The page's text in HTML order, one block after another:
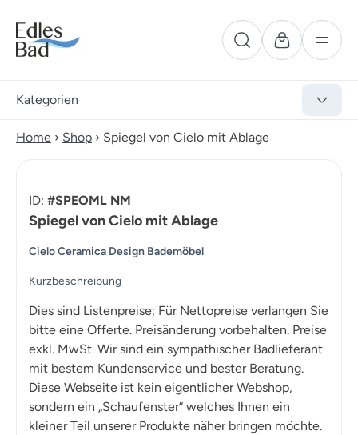
Kategorien
Home › Shop › Spiegel von Cielo mit Ablage
ID: #SPEOML NM
Spiegel von Cielo mit Ablage
Cielo Ceramica Design Bademöbel
Kurzbeschreibung
Dies sind Listenpreise; Für Nettopreise verlangen Sie
bitte eine Offerte. Preisänderung vorbehalten. Preise
exkl. MwSt. Wir sind ein sympathischer Badlieferant
mit bestem Kundenservice und bester Beratung.
Diese Webseite ist kein eigentlicher Webshop,
sondern ein „Schaufenster“ welches Ihnen ein
kleiner Teil unserer Produkte näher bringen möchte.